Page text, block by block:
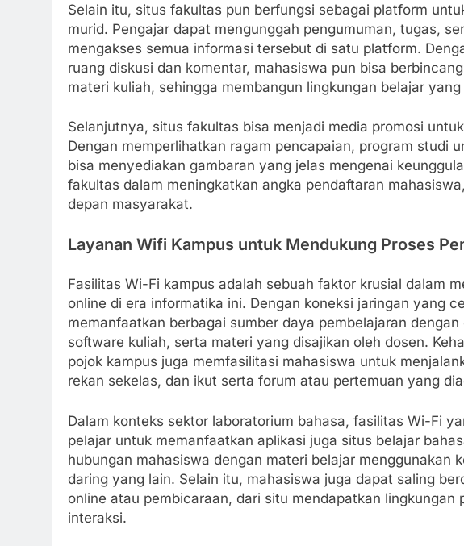
Selain itu, situs fakultas pun berfungsi sebagai platform
murid. Pengajar dapat mengunggah pengumuman, tugas,
mengakses semua informasi tersebut di satu platform.
ruang diskusi dan komentar, mahasiswa pun bisa
materi kuliah, sehingga membangun lingkungan belajar
Selanjutnya, situs fakultas bisa menjadi media promosi
Dengan memperlihatkan ragam pencapaian, program studi
bisa menyediakan gambaran yang jelas mengenai
fakultas dalam meningkatkan angka pendaftaran
depan masyarakat.
Layanan Wifi Kampus untuk Mendukung Proses
Fasilitas Wi-Fi kampus adalah sebuah faktor krusial dalam
online di era informatika ini. Dengan koneksi jaringan yang
memanfaatkan berbagai sumber daya pembelajaran
software kuliah, serta materi yang disajikan oleh dosen.
pojok kampus juga memfasilitasi mahasiswa untuk
rekan sekelas, dan ikut serta forum atau pertemuan yang
Dalam konteks sektor laboratorium bahasa, fasilitas Wi-Fi
pelajar untuk memanfaatkan aplikasi juga situs belajar
hubungan mahasiswa dengan materi belajar menggunakan
daring yang lain. Selain itu, mahasiswa juga dapat saling
online atau pembicaraan, dari situ mendapatkan lingkungan
interaksi.